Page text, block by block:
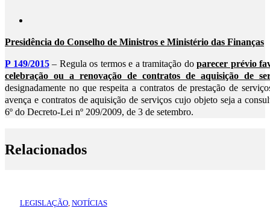
Presidência do Conselho de Ministros e Ministério das Finanças
P 149/2015– Regula os termos e a tramitação doparecer prévio
celebração ou a renovação de contratos de aquisição de
designadamente no que respeita a contratos de prestação de
avença e contratos de aquisição de serviços cujo objeto seja a
6º do Decreto-Lei nº 209/2009, de 3 de setembro.
Relacionados
LEGISLAÇÃO, NOTÍCIAS